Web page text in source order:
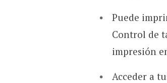
Puede
Control de
impresión
Acceder a